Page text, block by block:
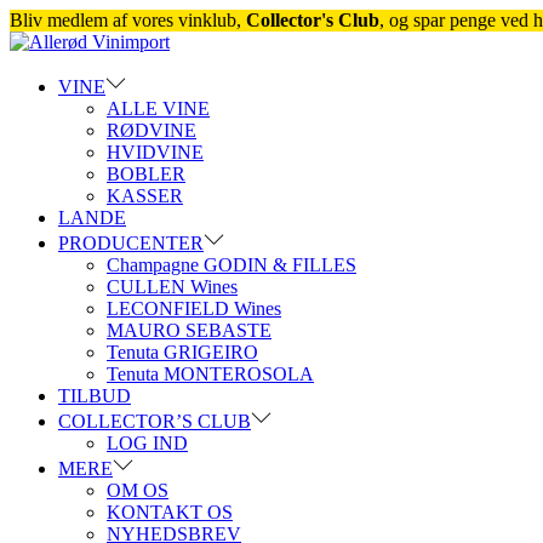
Bliv medlem af vores vinklub, Collector's Club, og spar penge ved
Skip
navigation
Skip
contentVINE
ALLE VINE
RØDVINE
HVIDVINE
BOBLER
KASSER
LANDE
PRODUCENTER
Champagne GODIN & FILLES
CULLEN Wines
LECONFIELD Wines
MAURO SEBASTE
Tenuta GRIGEIRO
Tenuta MONTEROSOLA
TILBUD
COLLECTOR’S CLUB
LOG IND
MERE
OM OS
KONTAKT OS
NYHEDSBREV